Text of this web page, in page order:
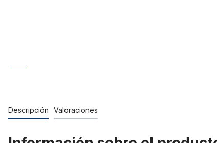
Descripción Valoraciones